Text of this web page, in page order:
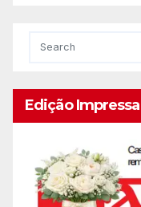
Edição Impressa